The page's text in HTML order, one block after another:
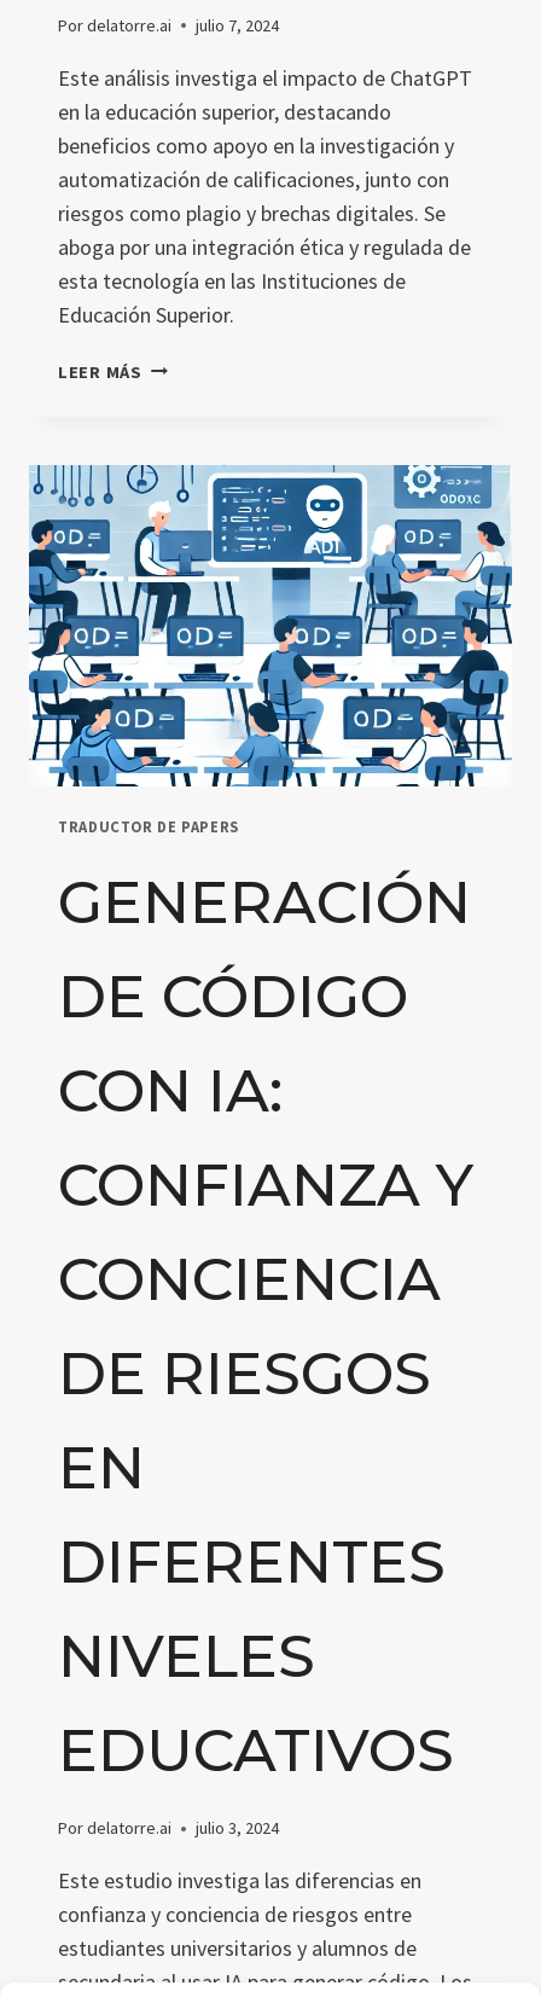
Pordelatorre.ai julio 7, 2024
Este análisis investiga el impacto de ChatGPT
en la educación superior, destacando
beneficios como apoyo en la investigación y
automatización de calificaciones, junto con
riesgos como plagio y brechas digitales. Se
aboga por una integración ética y regulada de
esta tecnología en las Instituciones de
Educación Superior.
LEER MÁS IMPACTO
LA
EDUCACIÓN
SUPERIOR
TRADUCTOR DE PAPERS
GENERACIÓN
DE CÓDIGO
CON IA:
CONFIANZA Y
CONCIENCIA
DE RIESGOS
EN
DIFERENTES
NIVELES
EDUCATIVOS
Pordelatorre.ai julio 3, 2024
Este estudio investiga las diferencias en
confianza y conciencia de riesgos entre
estudiantes universitarios y alumnos de
secundaria al usar IA para generar código. Los